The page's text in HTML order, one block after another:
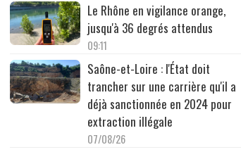
Le Rhône en vigilance orange,
jusqu'à 36 degrés attendus
09:11
Saône-et-Loire : l'État doit
trancher sur une carrière qu'il a
déjà sanctionnée en 2024 pour
extraction illégale
07/08/26